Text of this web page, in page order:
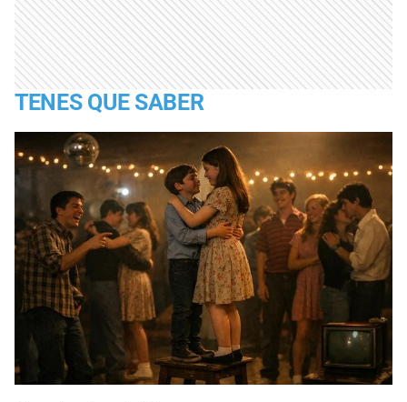
TENES QUE SABER